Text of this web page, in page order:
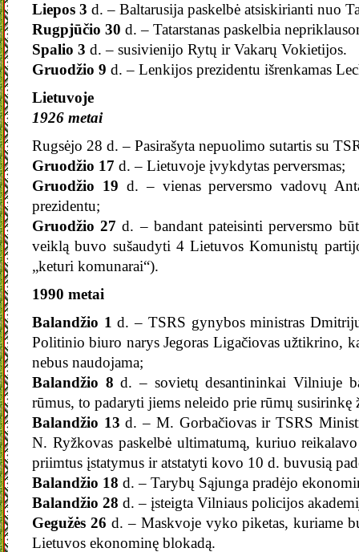
Liepos 3 d. – Baltarusija paskelbė atsiskirianti nuo
Rugpjūčio 30 d. – Tatarstanas paskelbia
Spalio 3 d. – susivienijo Rytų ir Vakarų Vokietijos.
Gruodžio 9 d. – Lenkijos prezidentu išrenkamas
Lietuvoje
1926 metai
Rugsėjo 28 d. – Pasirašyta nepuolimo sutartis su
Gruodžio 17 d. – Lietuvoje įvykdytas perversmas;
Gruodžio 19 d. – vienas perversmo vadovų
prezidentu;
Gruodžio 27 d. – bandant pateisinti perversmo
veiklą buvo sušaudyti 4 Lietuvos Komunistų
„keturi komunarai“).
1990 metai
Balandžio 1 d. – TSRS gynybos ministras
Politinio biuro narys Jegoras Ligačiovas užtikrino,
nebus naudojama;
Balandžio 8 d. – sovietų desantininkai Vilniuje
rūmus, to padaryti jiems neleido prie rūmų susirinkę
Balandžio 13 d. – M. Gorbačiovas ir TSRS
N. Ryžkovas paskelbė ultimatumą, kuriuo
priimtus įstatymus ir atstatyti kovo 10 d. buvusią
Balandžio 18 d. – Tarybų Sąjunga pradėjo
Balandžio 28 d. – įsteigta Vilniaus policijos
Gegužės 26 d. – Maskvoje vyko piketas, kuriame
Lietuvos ekonominę blokadą.